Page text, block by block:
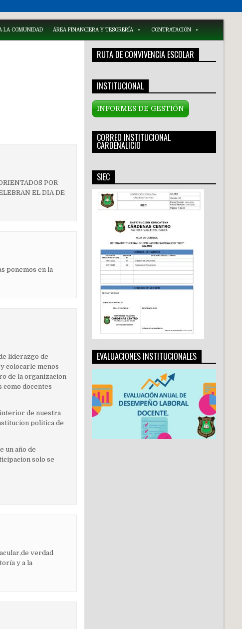
LA COMUNIDAD ÁREA FINANCIERA Y TESORERÍA CONTRATACIÓN
POR
EL DIA DE
ponemos en la
liderazgo de
colocarle menos
de la organizacion
como docentes
de nuestra
politica de
un año de
solo se
verdad
y a la
RUTA DE CONVIVENCIA ESCOLAR
INSTITUCIONAL
INFORMES DE GESTIÓN
CORREO INSTITUCIONAL
CARDENALICIO
SIEC
EVALUACIONES INSTITUCIONALES